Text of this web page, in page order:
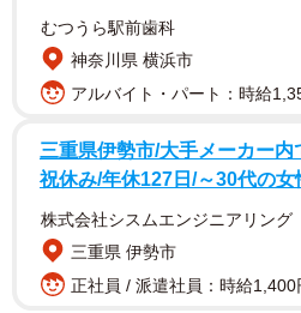
ねがついています。
むつうら駅前歯科
神奈川県 横浜市
アルバイト・パート：時給
三重県伊勢市/大手メーカー内
祝休み/年休127日/～30代の女
株式会社シスムエンジニアリング
三重県 伊勢市
正社員 / 派遣社員：時給1,400